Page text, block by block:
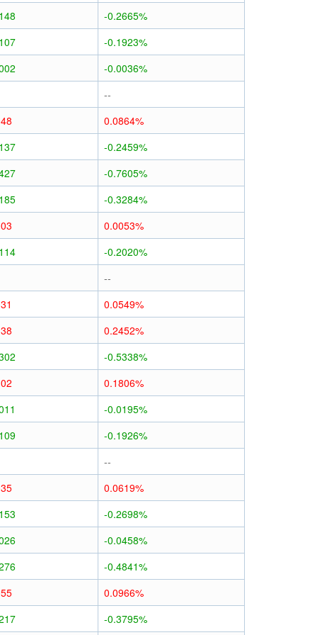
-0.2665%
-0.1923%
-0.0036%
--
0.0864%
-0.2459%
-0.7605%
-0.3284%
0.0053%
-0.2020%
--
0.0549%
0.2452%
-0.5338%
0.1806%
-0.0195%
-0.1926%
--
0.0619%
-0.2698%
-0.0458%
-0.4841%
0.0966%
-0.3795%